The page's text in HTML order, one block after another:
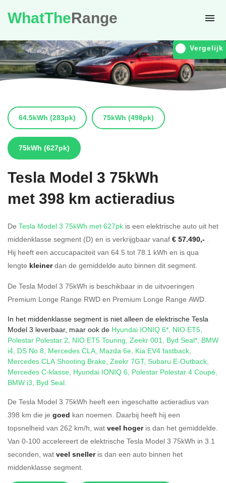
WhatTheRange
Vergelijk
64.5kWh (283pk) 75kWh (498pk)
75kWh (627pk)
Tesla Model 3 75kWh
met 398 km actieradius
De Tesla Model 3 75kWh met 627pk is een elektrische auto uit het
middenklasse segment (D) en is verkrijgbaar vanaf € 57.490,- .
Hij heeft een accucapaciteit van 64.5 tot 78.1 kWh en is qua
lengte kleinerdan de gemiddelde auto binnen dit segment.
De Tesla Model 3 75kWh is beschikbaar in de uitvoeringen
Premium Longe Range RWD en Premium Longe Range AWD.
In het middenklasse segment is niet alleen de elektrische Tesla
Model 3 leverbaar, maar ook de Hyundai IONIQ 6*, NIO ET5,
Polestar Polestar 2, NIO ET5 Touring, Zeekr 001, Byd Seal*, BMW
i4, DS No 8, Mercedes CLA, Mazda 6e, Kia EV4 fastback,
Mercedes CLA Shooting Brake, Zeekr 7GT, Subaru E-Outback,
Mercedes C-klasse, Hyundai IONIQ 6, Polestar Polestar 4 Coupé,
BMW i3, Byd Seal.
De Tesla Model 3 75kWh heeft een ingeschatte actieradius van
398 km die je goed kan noemen. Daarbij heeft hij een
topsnelheid van 262 km/h, wat veel hogeris dan het gemiddelde.
Van 0-100 accelereert de elektrische Tesla Model 3 75kWh in 3.1
seconden, wat veel snelleris dan een auto binnen het
middenklasse segment.